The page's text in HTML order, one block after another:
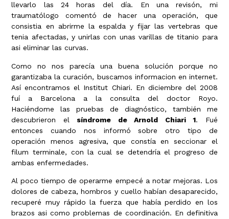
llevarlo las 24 horas del día. En una revisón, mi
traumatólogo comentó de hacer una operación, que
consistia en abrirme la espalda y fijar las vertebras que
tenia afectadas, y unirlas con unas varillas de titanio para
asi eliminar las curvas.
Como no nos parecía una buena solución porque no
garantizaba la curación, buscamos informacion en internet.
Así encontramos el Institut Chiari. En diciembre del 2008
fuí a Barcelona a la consulta del doctor Royo.
Haciéndome las pruebas de diagnóstico, también me
descubrieron el síndrome de Arnold Chiari 1. Fué
entonces cuando nos informó sobre otro tipo de
operación menos agresiva, que constía en seccionar el
filum terminale, con la cual se detendría el progreso de
ambas enfermedades.
Al poco tiempo de operarme empecé a notar mejoras. Los
dolores de cabeza, hombros y cuello habían desaparecido,
recuperé muy rápido la fuerza que había perdido en los
brazos asi como problemas de coordinación. En definitiva